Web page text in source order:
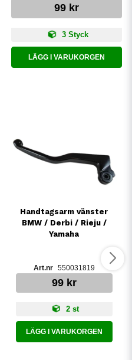
99 kr
3 Styck
LÄGG I VARUKORGEN
Handtagsarm vänster
BMW / Derbi / Rieju /
Yamaha
550031819
99 kr
2 st
LÄGG I VARUKORGEN